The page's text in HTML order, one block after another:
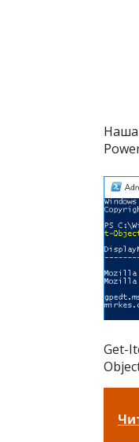
Наша
Get-